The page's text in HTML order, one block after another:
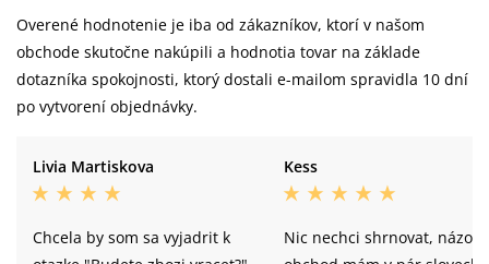
Overené hodnotenie je iba od zákazníkov, ktorí v našom
obchode skutočne nakúpili a hodnotia tovar na základe
dotazníka spokojnosti, ktorý dostali e-mailom spravidla 10 dní
po vytvorení objednávky.
Livia Martiskova
Chcela by som sa vyjadrit k
Kess
Nic nechci shrnovat, názor